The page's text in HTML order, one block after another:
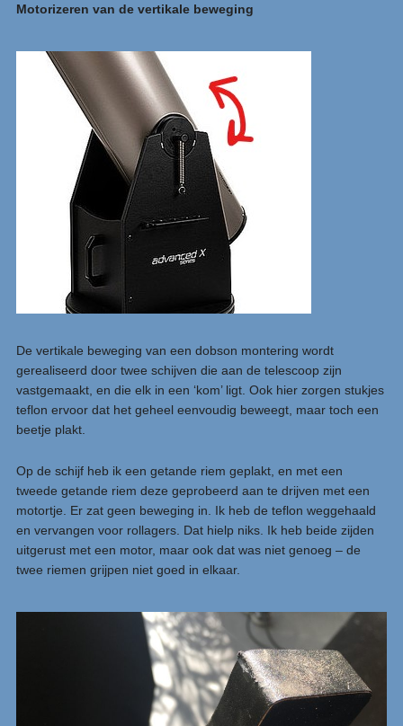
Motorizeren van de vertikale beweging
De vertikale beweging van een dobson montering wordt
gerealiseerd door twee schijven die aan de telescoop zijn
vastgemaakt, en die elk in een ‘kom’ ligt. Ook hier zorgen stukjes
teflon ervoor dat het geheel eenvoudig beweegt, maar toch een
beetje plakt.
Op de schijf heb ik een getande riem geplakt, en met een
tweede getande riem deze geprobeerd aan te drijven met een
motortje. Er zat geen beweging in. Ik heb de teflon weggehaald
en vervangen voor rollagers. Dat hielp niks. Ik heb beide zijden
uitgerust met een motor, maar ook dat was niet genoeg – de
twee riemen grijpen niet goed in elkaar.